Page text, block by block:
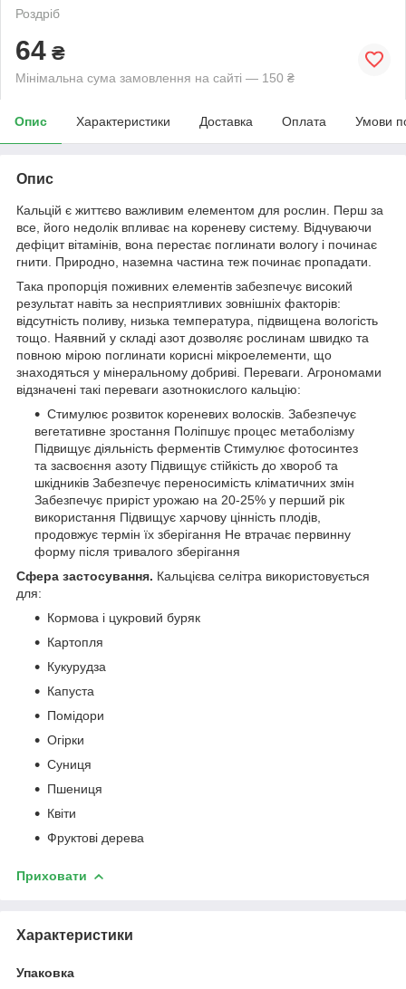
Роздріб
64 ₴
Мінімальна сума замовлення на сайті — 150 ₴
Опис Характеристики Доставка Оплата Умови
Опис
Кальцій є життєво важливим елементом для рослин. Перш за
все, його недолік впливає на кореневу систему. Відчуваючи
дефіцит вітамінів, вона перестає поглинати вологу і починає
гнити. Природно, наземна частина теж починає пропадати.
Така пропорція поживних елементів забезпечує високий
результат навіть за несприятливих зовнішніх факторів:
відсутність поливу, низька температура, підвищена вологість
тощо. Наявний у складі азот дозволяє рослинам швидко та
повною мірою поглинати корисні мікроелементи, що
знаходяться у мінеральному добриві. Переваги. Агрономами
відзначені такі переваги азотнокислого кальцію:
Стимулює розвиток кореневих волосків. Забезпечує
вегетативне зростання Поліпшує процес метаболізму
Підвищує діяльність ферментів Стимулює фотосинтез
та засвоєння азоту Підвищує стійкість до хвороб та
шкідників Забезпечує переносимість кліматичних змін
Забезпечує приріст урожаю на 20-25% у перший рік
використання Підвищує харчову цінність плодів,
продовжує термін їх зберігання Не втрачає первинну
форму після тривалого зберігання
Сфера застосування. Кальцієва селітра використовується
для:
Кормова і цукровий буряк
Картопля
Кукурудза
Капуста
Помідори
Огірки
Суниця
Пшениця
Квіти
Фруктові дерева
Приховати
Характеристики
Упаковка